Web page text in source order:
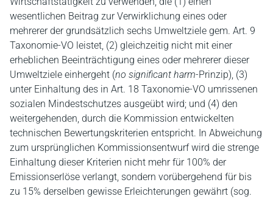
wesentlichen Beitrag zur Verwirklichung eines oder
mehrerer der grundsätzlich sechs Umweltziele gem. Art. 9
Taxonomie-VO leistet, (2) gleichzeitig nicht mit einer
erheblichen Beeinträchtigung eines oder mehrerer dieser
Umweltziele einhergeht (no significant harm-Prinzip), (3)
unter Einhaltung des in Art. 18 Taxonomie-VO umrissenen
sozialen Mindestschutzes ausgeübt wird; und (4) den
weitergehenden, durch die Kommission entwickelten
technischen Bewertungskriterien entspricht. In Abweichung
zum ursprünglichen Kommissionsentwurf wird die strenge
Einhaltung dieser Kriterien nicht mehr für 100% der
Emissionserlöse verlangt, sondern vorübergehend für bis
zu 15% derselben gewisse Erleichterungen gewährt (sog.